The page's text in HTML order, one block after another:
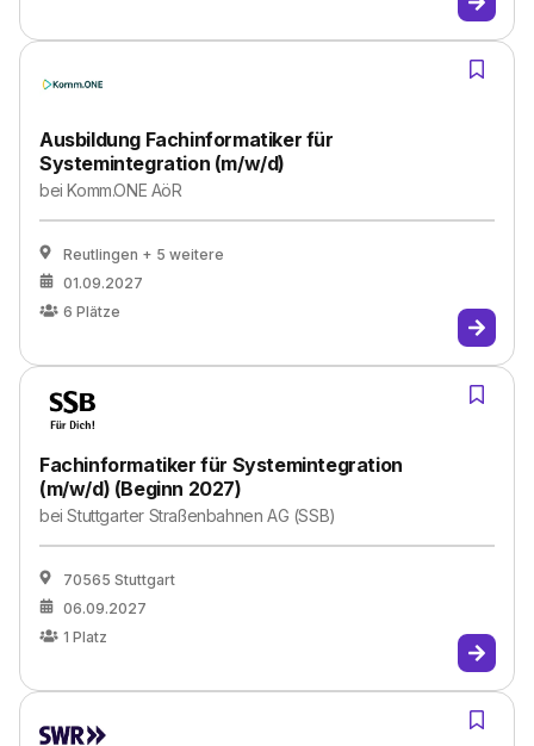
Ausbildung Fachinformatiker für
Systemintegration (m/w/d)
beiKomm.ONE AöR
Reutlingen + 5 weitere
01.09.2027
6 Plätze
Fachinformatiker für Systemintegration
(m/w/d) (Beginn 2027)
beiStuttgarter Straßenbahnen AG (SSB)
70565 Stuttgart
06.09.2027
1 Platz